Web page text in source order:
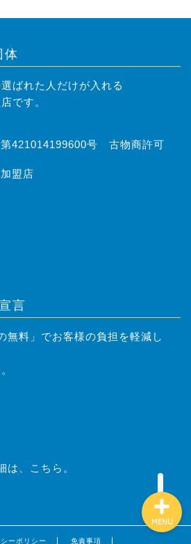
体
ばれた人だけが入れる
です。
421014199600号 古物商許可
盟店
言
無料」でお客様の負担を軽減し
、 こちら。
ーポリシー 免責事項
MENU
取のご案内